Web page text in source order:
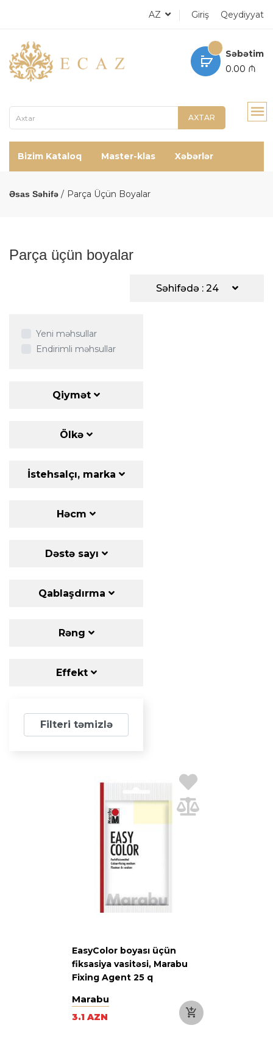
AZ Giriş Qeydiyyat
Səbətim
0.00 ₼
AXTAR
Bizim Kataloq Master-klas Xəbərlər
Əsas Səhifə Parça Üçün Boyalar
Parça üçün boyalar
Səhifədə : 24
Yeni məhsullar
Endirimli məhsullar
Qiymət
Ölkə
İstehsalçı, marka
Həcm
Dəstə sayı
Qablaşdırma
Rəng
Effekt
Filteri təmizlə
EasyColor boyası üçün
fiksasiya vasitəsi, Marabu
Fixing Agent 25 q
Marabu
3.1 AZN